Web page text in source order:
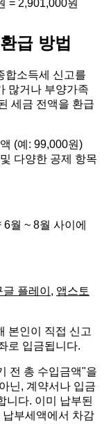
= 2,901,000원
급 방법
합소득세 신고를
많거나 부양가족
세금 전액을 환급
(예: 99,000원)
다양한 공제 항목
월 ~ 8월 사이에
글 플레이 , 앱스토
본인이 직접 신고
로 입금됩니다.
전 총 수입금액"을
닌, 계약서나 입금
니다. 이미 납부된
부세액에서 차감